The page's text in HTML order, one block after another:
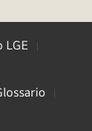
LGE